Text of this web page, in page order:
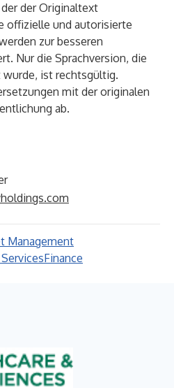
der Originaltext
offizielle und autorisierte
zur besseren
Nur die Sprachversion, die
ist rechtsgültig.
mit der originalen
ab.
Management
Finance